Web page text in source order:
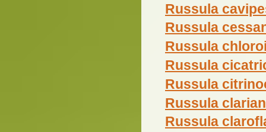
Russula
Russula
Russula
Russula
Russula
Russula
Russula